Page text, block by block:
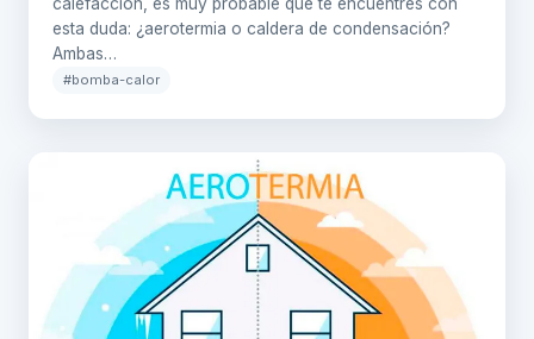
esta duda: ¿aerotermia o caldera de condensación?
Ambas…
#bomba-calor